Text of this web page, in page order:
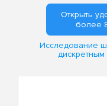
Открыть
более
Исследование